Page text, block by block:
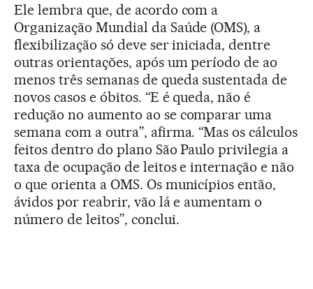
Ele lembra que, de acordo com a
Organização Mundial da Saúde (OMS), a
flexibilização só deve ser iniciada, dentre
outras orientações, após um período de ao
menos três semanas de queda sustentada de
novos casos e óbitos. “E é queda, não é
redução no aumento ao se comparar uma
semana com a outra”, afirma. “Mas os cálculos
feitos dentro do plano São Paulo privilegia a
taxa de ocupação de leitos e internação e não
o que orienta a OMS. Os municípios então,
ávidos por reabrir, vão lá e aumentam o
número de leitos”, conclui.